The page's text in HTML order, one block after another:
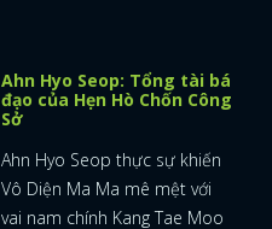
Ahn Hyo Seop: Tổng tài bá
đạo của Hẹn Hò Chốn Công
Sở
Ahn Hyo Seop thực sự khiến
Vô Diện Ma Ma mê mệt với
vai nam chính Kang Tae Moo